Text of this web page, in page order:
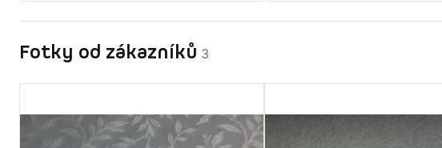
Fotky od zákazníků 3